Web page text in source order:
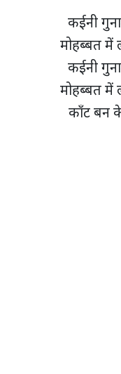
कईनी
मोहब्बत में
कईनी
मोहब्बत में
काँट बन